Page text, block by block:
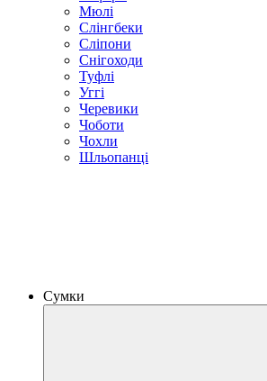
Мюлі
Слінгбеки
Сліпони
Снігоходи
Туфлі
Уггі
Черевики
Чоботи
Чохли
Шльопанці
Сумки